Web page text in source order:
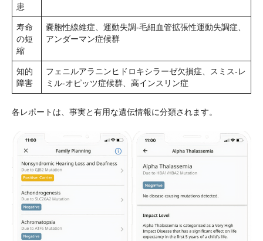
患
寿命
の短
縮
嚢胞性線維症、運動失調-毛細血管拡張性運動失調症、
アンダーマン症候群
知的
障害
フェニルアラニンヒドロキシラーゼ欠損症、スミス-レ
ミル-オピッツ症候群、高インスリン症
各レポートは、事実と有用な遺伝情報に分類されます。